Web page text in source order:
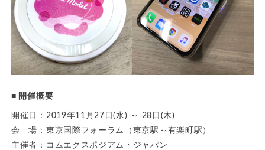
■ 開催概要
開催日：2019年11月27日(水) ～ 28日(木)
会 場：東京国際フォーラム（東京駅～有楽町駅）
主催者：コムエクスポジアム・ジャパン